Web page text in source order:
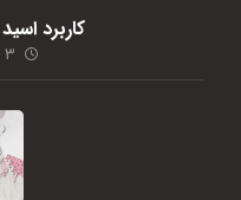
کاربرد
۳ مرداد، ۱۴۰۳